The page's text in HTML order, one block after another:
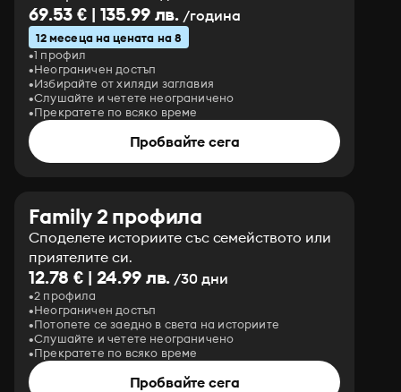
69.53 € | 135.99 лв. /година
12 месеца на цената на 8
1 профил
Неограничен достъп
Избирайте от хиляди заглавия
Слушайте и четете неограничено
Прекратете по всяко време
Пробвайте сега
Family 2 профила
Споделете историите със семейството или
приятелите си.
12.78 € | 24.99 лв. /30 дни
2 профила
Неограничен достъп
Потопете се заедно в света на историите
Слушайте и четете неограничено
Прекратете по всяко време
Пробвайте сега